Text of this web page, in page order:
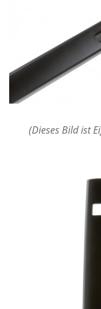
(Dieses Bild ist